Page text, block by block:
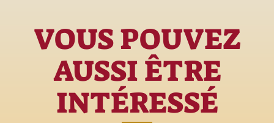
VOUS POUVEZ
AUSSI ÊTRE
INTÉRESSÉ